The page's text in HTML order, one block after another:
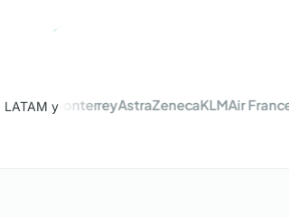
LATAM y
MonterreyAstraZenecaKLMAir France